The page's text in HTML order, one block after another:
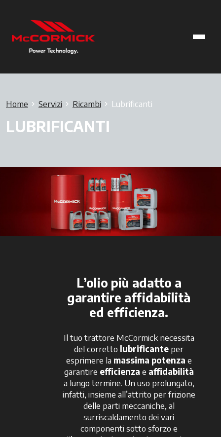
Home Servizi Ricambi Lubrificanti
LUBRIFICANTI
L’olio più adatto a
garantire affidabilità
ed efficienza.
Il tuo trattore McCormick necessita
del corretto lubrificante per
esprimere la massima potenza e
garantire efficienza e affidabilità
a lungo termine. Un uso prolungato,
infatti, insieme all’attrito per frizione
delle parti meccaniche, al
surriscaldamento dei vari
componenti sotto sforzo e